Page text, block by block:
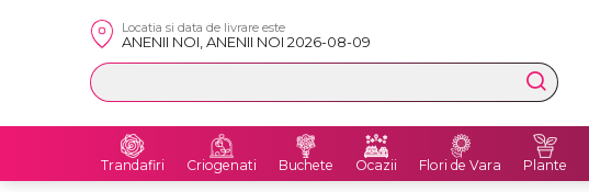
Locatia si data de livrare este
ANENII NOI, ANENII NOI 2026-08-09
Trandafiri Criogenati Buchete Ocazii Flori de Vara Plante